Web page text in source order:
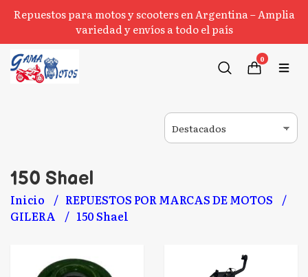
Repuestos para motos y scooters en Argentina – Amplia
variedad y envíos a todo el país
0
150 Shael
Inicio
REPUESTOS POR MARCAS DE MOTOS
GILERA
150 Shael